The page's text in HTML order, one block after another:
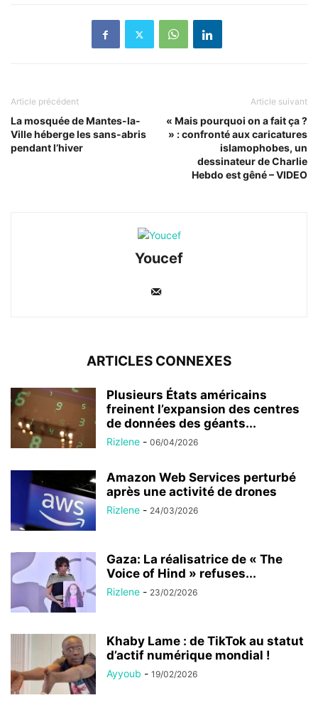
Article précédent
La mosquée de Mantes-la-
Ville héberge les sans-abris
pendant l’hiver
Article suivant
« Mais pourquoi on a fait ça ?
» : confronté aux caricatures
islamophobes, un
dessinateur de Charlie
Hebdo est gêné – VIDEO
Youcef
ARTICLES CONNEXES
Plusieurs États américains
freinent l’expansion des centres
de données des géants...
Rizlene - 06/04/2026
Amazon Web Services perturbé
après une activité de drones
Rizlene - 24/03/2026
Gaza: La réalisatrice de « The
Voice of Hind » refuses...
Rizlene - 23/02/2026
Khaby Lame : de TikTok au statut
d’actif numérique mondial !
Ayyoub - 19/02/2026